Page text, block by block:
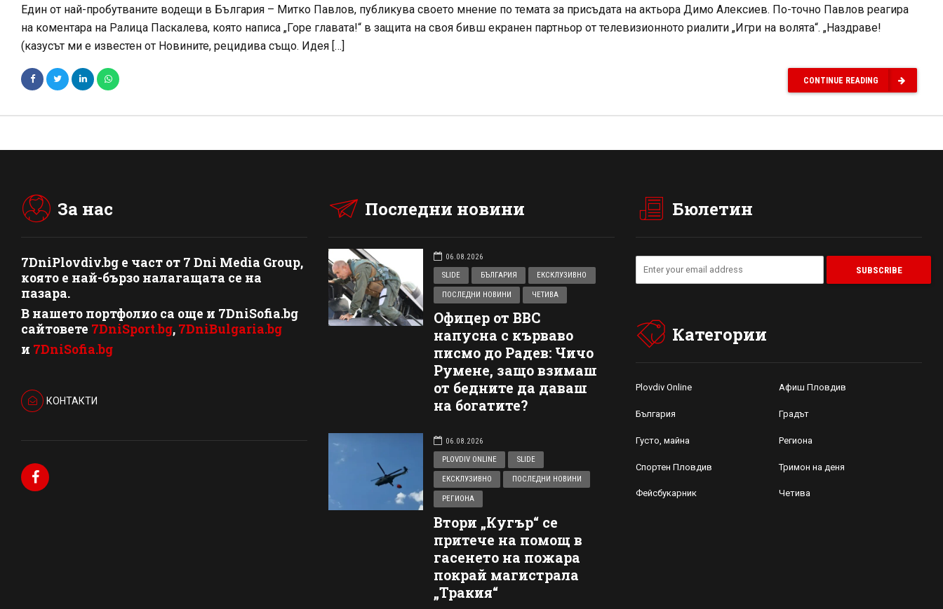
Един от най-пробутваните водещи в България – Митко Павлов, публикува своето мнение по темата за присъдата на актьора Димо Алексиев. По-точно Павлов реагира
на коментара на Ралица Паскалева, която написа „Горе главата!“ в защита на своя бивш екранен партньор от телевизионното риалити „Игри на волята“. „Наздраве!
(казусът ми е известен от Новините, рецидива също. Идея […]
CONTINUE READING
За нас
7DniPlovdiv.bg e част от 7 Dni Media Group,
която е най-бързо налагащата се на
пазара.
В нашето портфолио са още и 7DniSofia.bg
сайтовете 7DniSport.bg, 7DniBulgaria.bg
и 7DniSofia.bg
КОНТАКТИ
Последни новини
06.08.2026
SLIDE
БЪЛГАРИЯ ЕКСКЛУЗИВНО
ПОСЛЕДНИ НОВИНИ ЧЕТИВА
Офицер от ВВС
напусна с кърваво
писмо до Радев: Чичо
Румене, защо взимаш
от бедните да даваш
на богатите?
06.08.2026
PLOVDIV ONLINE
SLIDE
ЕКСКЛУЗИВНО ПОСЛЕДНИ НОВИНИ
РЕГИОНА
Втори „Кугър“ се
притече на помощ в
гасенето на пожара
покрай магистрала
„Тракия“
Бюлетин
Категории
Plovdiv Online Афиш Пловдив
България Градът
Густо, майна Региона
Спортен Пловдив Тримон на деня
Фейсбукарник Четива